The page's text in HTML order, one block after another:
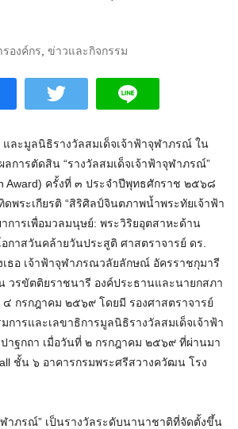
องค์กร ข่าวและกิจกรรม
ละมูลนิธิรางวัลสมเด็จเจ้าฟ้าจุฬาภรณ์ ใน
การตัดสิน “รางวัลสมเด็จเจ้าฟ้าจุฬาภรณ์”
Award) ครั้งที่ ๓ ประจำปีพุทธศักราช ๒๕๖๘
ดพระเกียรติ “สิริศิลป์จินตภาพน้ำพระทัยเจ้าฟ้า
การเพื่อมวลมนุษย์: พระวิริยอุตสาหะด้าน
อกาสวันคล้ายวันประสูติ ศาสตราจารย์ ดร.
เธอ เจ้าฟ้าจุฬาภรณวลัยลักษณ์ อัครราชกุมารี
วรขัตติยราชนารี องค์ประธานและนายกสภา
กรกฎาคม ๒๕๖๙ โดยมี รองศาสตราจารย์
การและเลขาธิการมูลนิธิรางวัลสมเด็จเจ้าฟ้า
าฐกถา เมื่อวันที่ ๒ กรกฎาคม ๒๕๖๙ ที่ผ่านมา
ชั้น ๖ อาคารกรมพระศรีสวางควัฒน โรง
ฬาภรณ์” เป็นรางวัลระดับนานาชาติที่จัดตั้งขึ้น